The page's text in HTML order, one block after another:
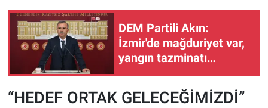
DEM Partili Akın:
İzmir'de mağduriyet var,
yangın tazminatı
“HEDEF ORTAK GELECEĞİMİZDİ”